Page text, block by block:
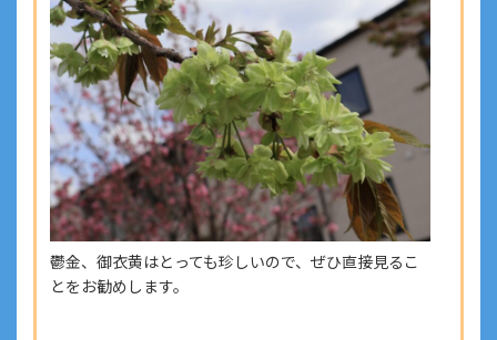
鬱金、御衣黄はとっても珍しいので、ぜひ直接見るこ
とをお勧めします。